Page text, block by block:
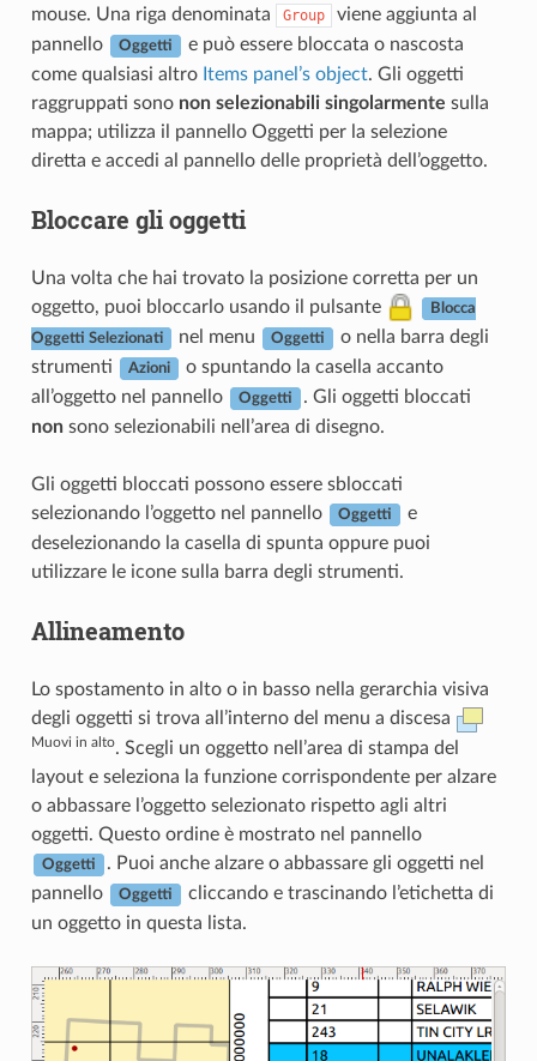
mouse. Una riga denominata
Group
viene aggiunta al
pannello
Oggetti
e può essere bloccata o nascosta
come qualsiasi altro Items panel’s object. Gli oggetti
raggruppati sono non selezionabili singolarmente sulla
mappa; utilizza il pannello Oggetti per la selezione
diretta e accedi al pannello delle proprietà dell’oggetto.
Bloccare gli oggetti
Una volta che hai trovato la posizione corretta per un
oggetto, puoi bloccarlo usando il pulsante
Blocca
Oggetti Selezionati nel menu Oggetti
o nella barra degli
strumenti
Azioni
o spuntando la casella accanto
all’oggetto nel pannello
Oggetti
. Gli oggetti bloccati
nonsono selezionabili nell’area di disegno.
Gli oggetti bloccati possono essere sbloccati
selezionando l’oggetto nel pannello
Oggetti
e
deselezionando la casella di spunta oppure puoi
utilizzare le icone sulla barra degli strumenti.
Allineamento
Lo spostamento in alto o in basso nella gerarchia visiva
degli oggetti si trova all’interno del menu a discesa
Muovi in alto. Scegli un oggetto nell’area di stampa del
layout e seleziona la funzione corrispondente per alzare
o abbassare l’oggetto selezionato rispetto agli altri
oggetti. Questo ordine è mostrato nel pannello
Oggetti
. Puoi anche alzare o abbassare gli oggetti nel
pannello
Oggetti
cliccando e trascinando l’etichetta di
un oggetto in questa lista.